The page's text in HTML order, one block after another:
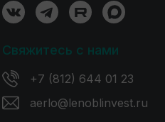
Свяжитесь с нами
+7 (812) 644 01 23
aerlo@lenoblinvest.ru